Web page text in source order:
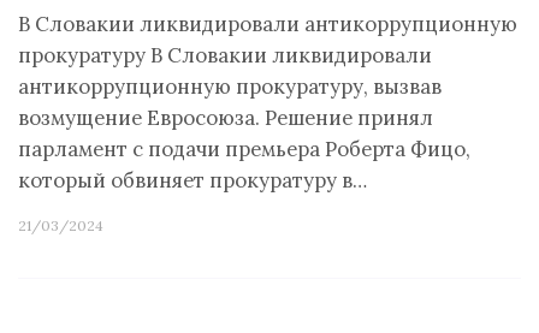
В Словакии ликвидировали антикоррупционную
прокуратуру В Словакии ликвидировали
антикоррупционную прокуратуру, вызвав
возмущение Евросоюза. Решение принял
парламент с подачи премьера Роберта Фицо,
который обвиняет прокуратуру в…
21/03/2024